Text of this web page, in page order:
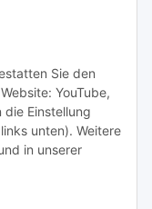
Sie den
YouTube,
die Einstellung
unten). Weitere
in unserer